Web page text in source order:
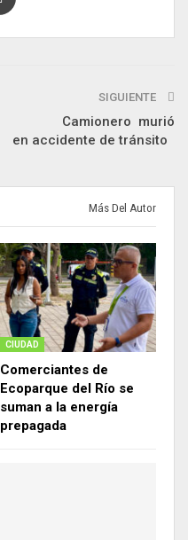
SIGUIENTE
Camionero murió
en accidente de tránsito
Más Del Autor
CIUDAD
Comerciantes de
Ecoparque del Río se
suman a la energía
prepagada